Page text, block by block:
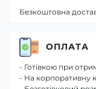
Безкоштовна
ОПЛАТА
- Готівкою при
- На корпоративну